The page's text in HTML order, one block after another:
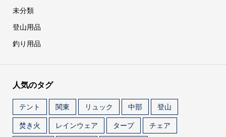
未分類
登山用品
釣り用品
人気のタグ
テント 関東 リュック 中部
登山
焚き火
レインウェア タープ
チェア